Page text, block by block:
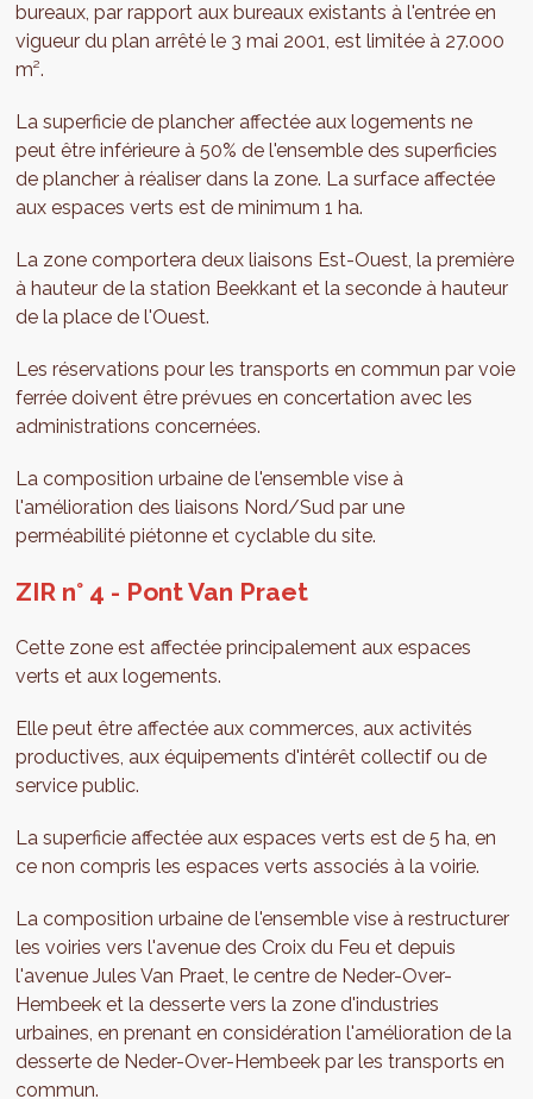
bureaux, par rapport aux bureaux existants à l'entrée en
vigueur du plan arrêté le 3 mai 2001, est limitée à 27.000
m².
La superficie de plancher affectée aux logements ne
peut être inférieure à 50% de l'ensemble des superficies
de plancher à réaliser dans la zone. La surface affectée
aux espaces verts est de minimum 1 ha.
La zone comportera deux liaisons Est-Ouest, la première
à hauteur de la station Beekkant et la seconde à hauteur
de la place de l'Ouest.
Les réservations pour les transports en commun par voie
ferrée doivent être prévues en concertation avec les
administrations concernées.
La composition urbaine de l'ensemble vise à
l'amélioration des liaisons Nord/Sud par une
perméabilité piétonne et cyclable du site.
ZIR n° 4 - Pont Van Praet
Cette zone est affectée principalement aux espaces
verts et aux logements.
Elle peut être affectée aux commerces, aux activités
productives, aux équipements d'intérêt collectif ou de
service public.
La superficie affectée aux espaces verts est de 5 ha, en
ce non compris les espaces verts associés à la voirie.
La composition urbaine de l'ensemble vise à restructurer
les voiries vers l'avenue des Croix du Feu et depuis
l'avenue Jules Van Praet, le centre de Neder-Over-
Hembeek et la desserte vers la zone d'industries
urbaines, en prenant en considération l'amélioration de la
desserte de Neder-Over-Hembeek par les transports en
commun.